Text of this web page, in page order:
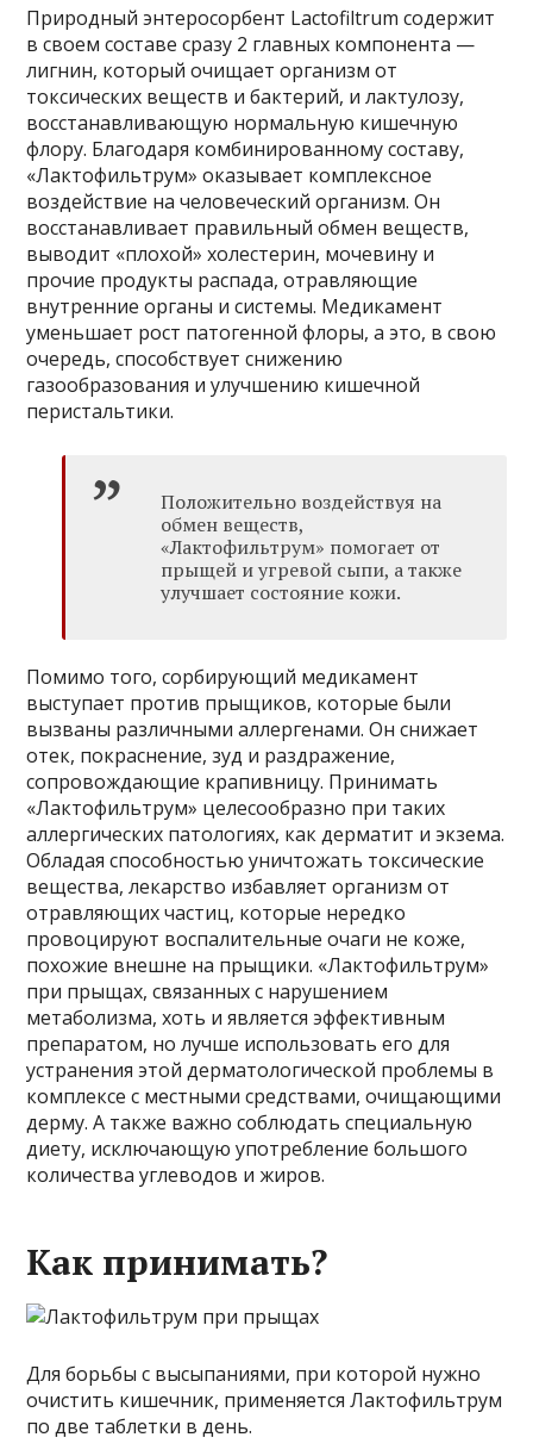
Природный энтеросорбент Lactofiltrum содержит
в своем составе сразу 2 главных компонента —
лигнин, который очищает организм от
токсических веществ и бактерий, и лактулозу,
восстанавливающую нормальную кишечную
флору. Благодаря комбинированному составу,
«Лактофильтрум» оказывает комплексное
воздействие на человеческий организм. Он
восстанавливает правильный обмен веществ,
выводит «плохой» холестерин, мочевину и
прочие продукты распада, отравляющие
внутренние органы и системы. Медикамент
уменьшает рост патогенной флоры, а это, в свою
очередь, способствует снижению
газообразования и улучшению кишечной
перистальтики.
Положительно воздействуя на
обмен веществ,
«Лактофильтрум» помогает от
прыщей и угревой сыпи, а также
улучшает состояние кожи.
Помимо того, сорбирующий медикамент
выступает против прыщиков, которые были
вызваны различными аллергенами. Он снижает
отек, покраснение, зуд и раздражение,
сопровождающие крапивницу. Принимать
«Лактофильтрум» целесообразно при таких
аллергических патологиях, как дерматит и экзема.
Обладая способностью уничтожать токсические
вещества, лекарство избавляет организм от
отравляющих частиц, которые нередко
провоцируют воспалительные очаги не коже,
похожие внешне на прыщики. «Лактофильтрум»
при прыщах, связанных с нарушением
метаболизма, хоть и является эффективным
препаратом, но лучше использовать его для
устранения этой дерматологической проблемы в
комплексе с местными средствами, очищающими
дерму. А также важно соблюдать специальную
диету, исключающую употребление большого
количества углеводов и жиров.
Как принимать?
Для борьбы с высыпаниями, при которой нужно
очистить кишечник, применяется Лактофильтрум
по две таблетки в день.